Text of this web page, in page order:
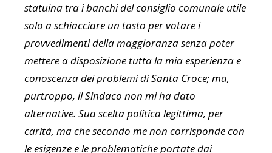
statuina tra i banchi del consiglio comunale utile
solo a schiacciare un tasto per votare i
provvedimenti della maggioranza senza poter
mettere a disposizione tutta la mia esperienza e
conoscenza dei problemi di Santa Croce; ma,
purtroppo, il Sindaco non mi ha dato
alternative. Sua scelta politica legittima, per
carità, ma che secondo me non corrisponde con
le esigenze e le problematiche portate dai